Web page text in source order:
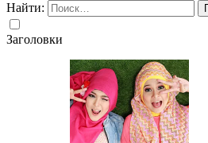
Найти:
Заголовки